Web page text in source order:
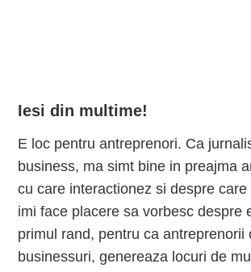
Iesi din multime!
E loc pentru antreprenori. Ca
business, ma simt bine in preajma
cu care interactionez si despre
imi face placere sa vorbesc despre
primul rand, pentru ca antreprenorii
businessuri, genereaza locuri de